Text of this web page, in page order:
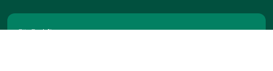
Für Fachfirmen